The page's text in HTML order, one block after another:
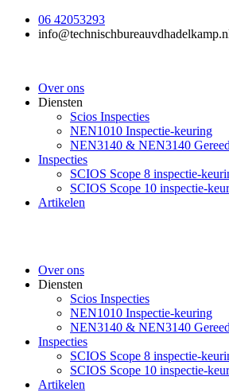
naar
06 42053293
Over ons
Diensten
Scios Inspecties
NEN1010 Inspectie-keuring
NEN3140 & NEN3140
Inspecties
SCIOS Scope 8 inspectie-
SCIOS Scope 10 inspectie-
Artikelen
Over ons
Diensten
Scios Inspecties
NEN1010 Inspectie-keuring
NEN3140 & NEN3140
Inspecties
SCIOS Scope 8 inspectie-
SCIOS Scope 10 inspectie-
Artikelen